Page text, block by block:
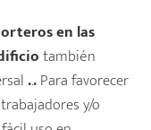
en las
también
...Para favorecer
y/o